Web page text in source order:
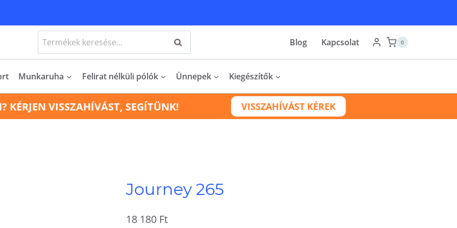
Keresés
a
következőre:
Keresés Blog Kapcsolat 0
Munkaruha Felirat nélküli pólók Ünnepek Kiegészítők
KÉRJEN VISSZAHÍVÁST, SEGÍTÜNK! VISSZAHÍVÁST KÉREK
Journey 265
18 180 Ft